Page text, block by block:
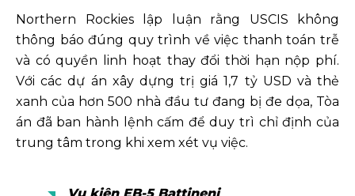
Northern Rockies lập luận rằng USCIS không
thông báo đúng quy trình về việc thanh toán trễ
và có quyền linh hoạt thay đổi thời hạn nộp phí.
Với các dự án xây dựng trị giá 1,7 tỷ USD và thẻ
xanh của hơn 500 nhà đầu tư đang bị đe dọa, Tòa
án đã ban hành lệnh cấm để duy trì chỉ định của
trung tâm trong khi xem xét vụ việc.